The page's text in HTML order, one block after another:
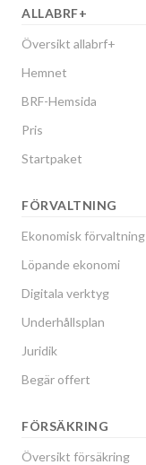
ALLABRF+
Översikt allabrf+
Hemnet
BRF-Hemsida
Pris
Startpaket
FÖRVALTNING
Ekonomisk förvaltning
Löpande ekonomi
Digitala verktyg
Underhållsplan
Juridik
Begär offert
FÖRSÄKRING
Översikt försäkring